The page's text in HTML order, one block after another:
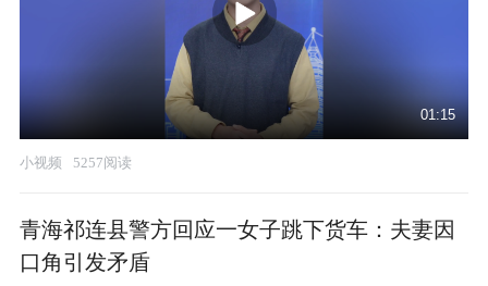
01:15
小视频 5257阅读
青海祁连县警方回应一女子跳下货车：夫妻因
口角引发矛盾